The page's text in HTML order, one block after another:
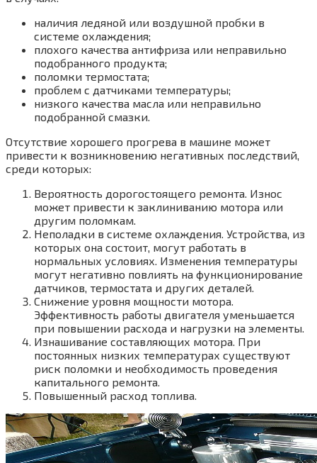
наличия ледяной или воздушной пробки в
системе охлаждения;
плохого качества антифриза или неправильно
подобранного продукта;
поломки термостата;
проблем с датчиками температуры;
низкого качества масла или неправильно
подобранной смазки.
Отсутствие хорошего прогрева в машине может
привести к возникновению негативных последствий,
среди которых:
Вероятность дорогостоящего ремонта. Износ
может привести к заклиниванию мотора или
другим поломкам.
Неполадки в системе охлаждения. Устройства, из
которых она состоит, могут работать в
нормальных условиях. Изменения температуры
могут негативно повлиять на функционирование
датчиков, термостата и других деталей.
Снижение уровня мощности мотора.
Эффективность работы двигателя уменьшается
при повышении расхода и нагрузки на элементы.
Изнашивание составляющих мотора. При
постоянных низких температурах существуют
риск поломки и необходимость проведения
капитального ремонта.
Повышенный расход топлива.